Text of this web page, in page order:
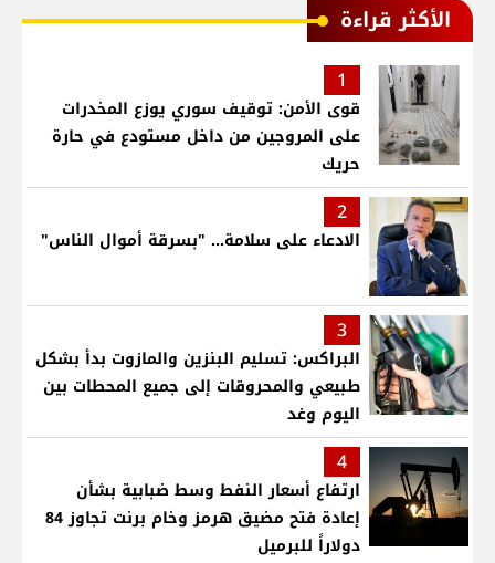
الأكثر قراءة
1
قوى الأمن: توقيف سوري يوزع المخدرات
على المروجين من داخل مستودع في حارة
حريك
2
الادعاء على سلامة... "بسرقة أموال الناس"
3
البراكس: تسليم البنزين والمازوت بدأ بشكل
طبيعي والمحروقات إلى جميع المحطات بين
اليوم وغد
4
ارتفاع أسعار النفط وسط ضبابية بشأن
إعادة فتح مضيق هرمز وخام برنت تجاوز 84
دولاراً للبرميل